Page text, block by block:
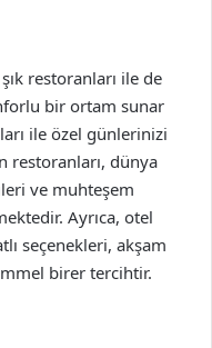
restoranları ile de
bir ortam sunar
ile özel günlerinizi
restoranları, dünya
ve muhteşem
Ayrıca, otel
seçenekleri, akşam
birer tercihtir.